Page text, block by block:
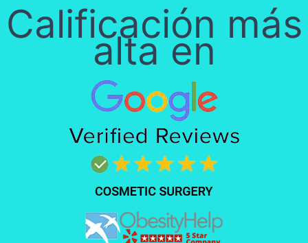
Calificación más
alta en